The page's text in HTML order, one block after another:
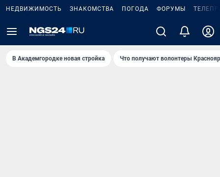
НЕДВИЖИМОСТЬ ЗНАКОМСТВА ПОГОДА ФОРУМЫ
В Академгородке новая стройка Что получают волонтеры